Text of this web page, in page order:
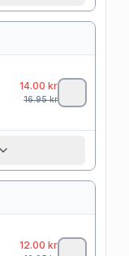
14.00 kr
16.95kr
12.00 kr